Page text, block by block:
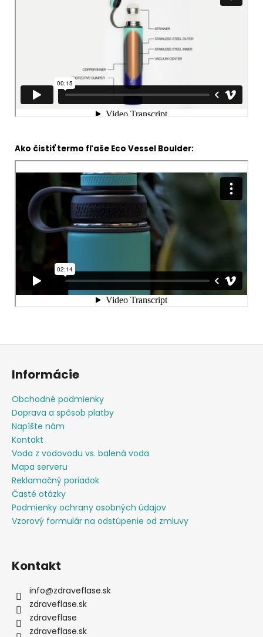
Ako čistiť termo fľaše Eco Vessel Boulder:
Z
Informácie
Obchodné podmienky
Doprava a spôsob platby
Napíšte nám
Kontakt
Voda z vodovodu vs. balená voda
Mapa serveru
Reklamačný poriadok
Časté otázky
Podmienky ochrany osobných údajov
Vzorový formulár na odstúpenie od zmluvy
Kontakt
info@zdraveflase.sk
zdraveflase.sk
zdraveflase
zdraveflase.sk